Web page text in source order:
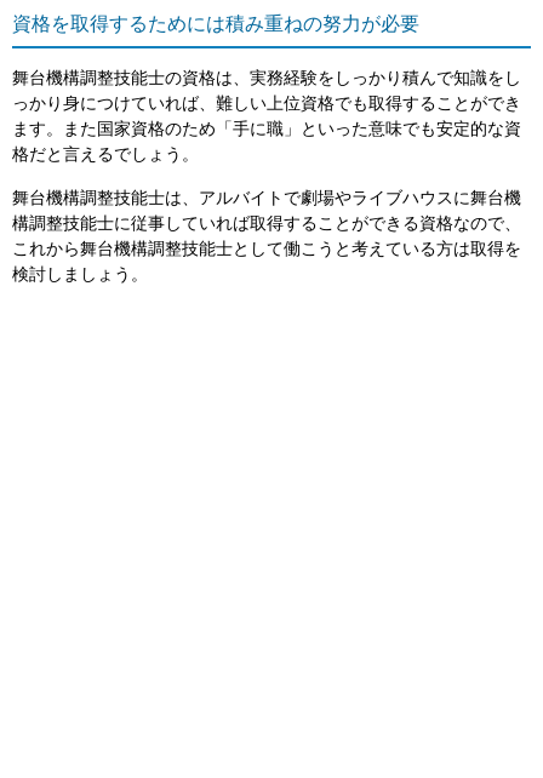
資格を取得するためには積み重ねの努力が必要
舞台機構調整技能士の資格は、実務経験をしっかり積んで知識をし
っかり身につけていれば、難しい上位資格でも取得することができ
ます。また国家資格のため「手に職」といった意味でも安定的な資
格だと言えるでしょう。
舞台機構調整技能士は、アルバイトで劇場やライブハウスに舞台機
構調整技能士に従事していれば取得することができる資格なので、
これから舞台機構調整技能士として働こうと考えている方は取得を
検討しましょう。